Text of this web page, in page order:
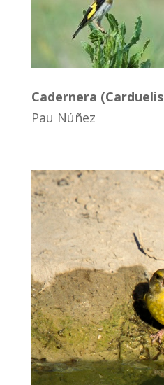
Cadernera
Pau Núñez